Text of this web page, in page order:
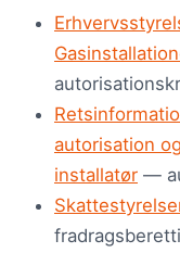
autorisation
installatør —